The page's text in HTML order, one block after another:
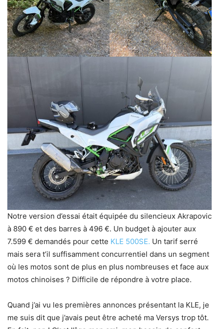
Notre version d’essai était équipée du silencieux Akrapovic
à 890 € et des barres à 496 €. Un budget à ajouter aux
7.599 € demandés pour cette KLE 500SE. Un tarif serré
mais sera t’il suffisamment concurrentiel dans un segment
où les motos sont de plus en plus nombreuses et face aux
motos chinoises ? Difficile de répondre à votre place.
Quand j’ai vu les premières annonces présentant la KLE, je
me suis dit que j’avais peut être acheté ma Versys trop tôt.